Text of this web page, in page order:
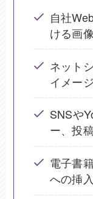
自社
ける画
ネット
イメー
SNSや
ー、投
電子書
への挿入